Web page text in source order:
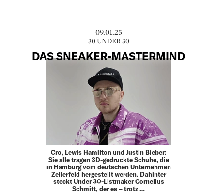
09.01.25
30 UNDER 30
DAS SNEAKER-MASTERMIND
Cro, Lewis Hamilton und Justin Bieber:
Sie alle tragen 3D-gedruckte Schuhe, die
in Hamburg vom deutschen Unternehmen
Zellerfeld hergestellt werden. Dahinter
steckt Under 30-Listmaker Cornelius
Schmitt, der es – trotz …